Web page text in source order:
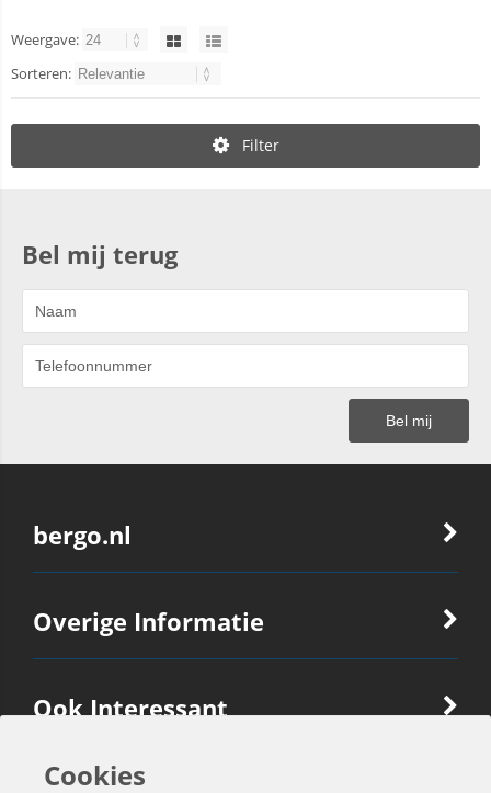
Weergave:
Sorteren:
Filter
Bel mij terug
bergo.nl
Overige Informatie
Ook Interessant
Cookies